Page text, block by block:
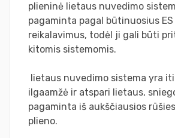
plieninė lietaus nuvedimo
pagaminta pagal būtinuosius
reikalavimus, todėl ji gali būti
kitomis sistemomis.
lietaus nuvedimo sistema yra
ilgaamžė ir atspari lietaus,
pagaminta iš aukščiausios
plieno.